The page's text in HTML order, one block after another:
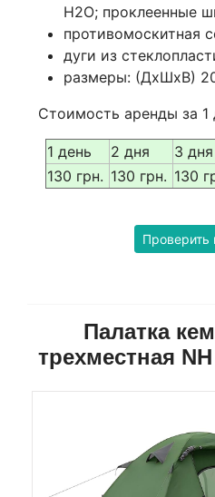
Н2О; проклеенные
противомоскитная
дуги из
размеры: (ДхШхВ)
Стоимость аренды за 1
1 день 2 дня 3 дня
130 грн. 130 грн. 130
Проверить
Палатка
трехместная